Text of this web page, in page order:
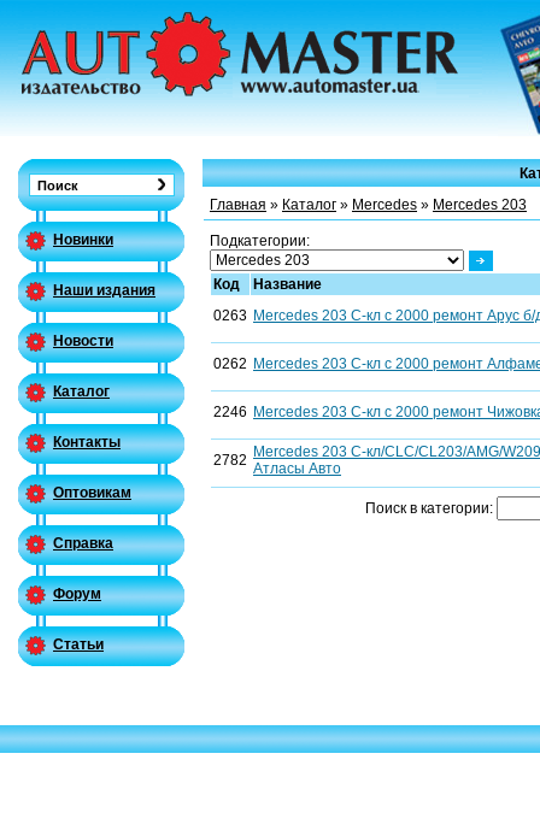
Новинки
Наши издания
Новости
Каталог
Контакты
Оптовикам
Справка
Форум
Статьи
Главная » Каталог » Mercedes » Mercedes 203
Подкатегории:
Код
Название
0263 Mercedes 203 C-кл с 2000 ремонт Арус б/
0262 Mercedes 203 C-кл с 2000 ремонт
2246 Mercedes 203 C-кл с 2000 ремонт
2782 Mercedes 203 C-кл/CLC/CL203/AMG/
Атласы Авто
Поиск в категории: